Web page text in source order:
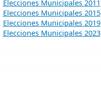
Elecciones Municipales 2011
Elecciones Municipales 2015
Elecciones Municipales 2019
Elecciones Municipales 2023